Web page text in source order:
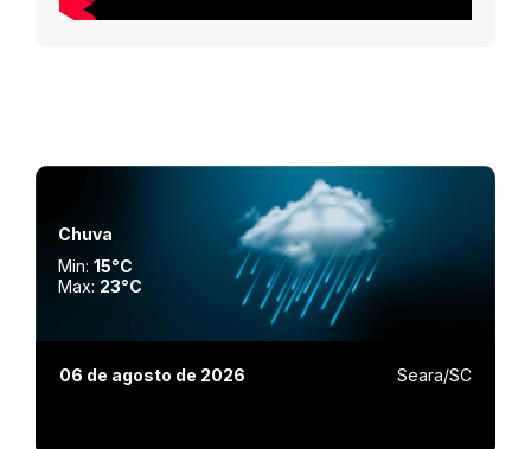
Chuva
Min:15°C
Max: 23°C
06 de agosto de 2026 Seara/SC